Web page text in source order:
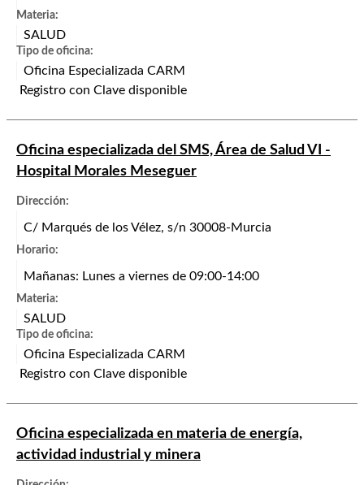
Materia:
SALUD
Tipo de oficina:
Oficina Especializada CARM
Registro con Clave disponible
Oficina especializada del SMS, Área de Salud VI -
Hospital Morales Meseguer
Dirección:
C/ Marqués de los Vélez, s/n 30008-Murcia
Horario:
Mañanas: Lunes a viernes de 09:00-14:00
Materia:
SALUD
Tipo de oficina:
Oficina Especializada CARM
Registro con Clave disponible
Oficina especializada en materia de energía,
actividad industrial y minera